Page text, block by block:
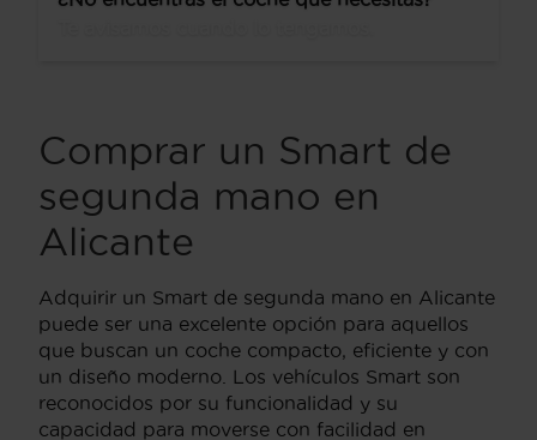
Comprar un Smart de
segunda mano en
Alicante
Adquirir un Smart de segunda mano en Alicante
puede ser una excelente opción para aquellos
que buscan un coche compacto, eficiente y con
un diseño moderno. Los vehículos Smart son
reconocidos por su funcionalidad y su
capacidad para moverse con facilidad en